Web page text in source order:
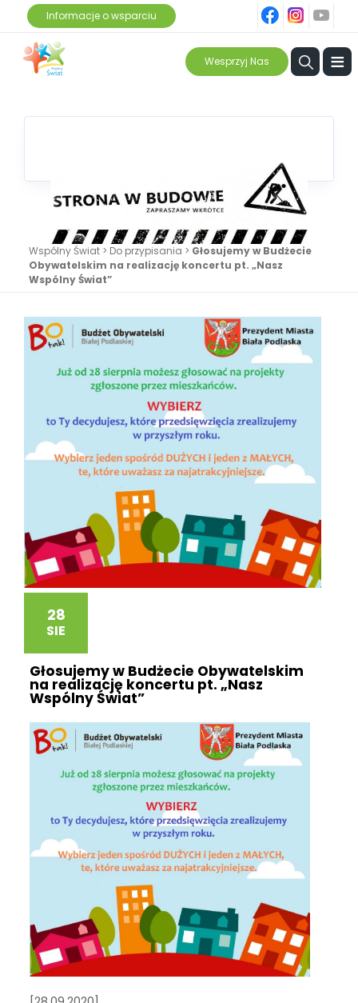
Informacje o wsparciu
ins
Wesprzyj Nas ≡
Wspólny Świat > Do przypisania > Głosujemy w Budżecie
Obywatelskim na realizację koncertu pt. „Nasz
Wspólny Świat”
28
SIE
Głosujemy w Budżecie Obywatelskim
na realizację koncertu pt. „Nasz
Wspólny Świat”